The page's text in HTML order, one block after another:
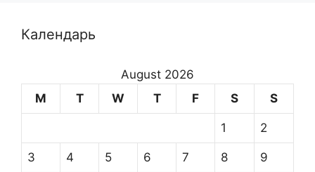
Календарь
August 2026
M
T W T F S S
1 2
3 4 5 6 7 8 9